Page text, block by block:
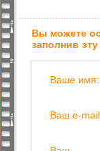
Вы можете
заполнив
Ваше имя:
Ваш e-